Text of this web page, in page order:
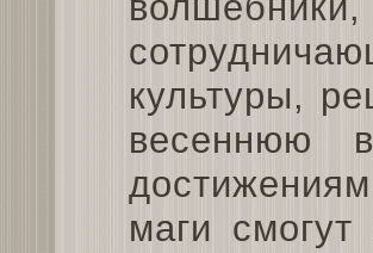
культуры,
весеннюю
маги